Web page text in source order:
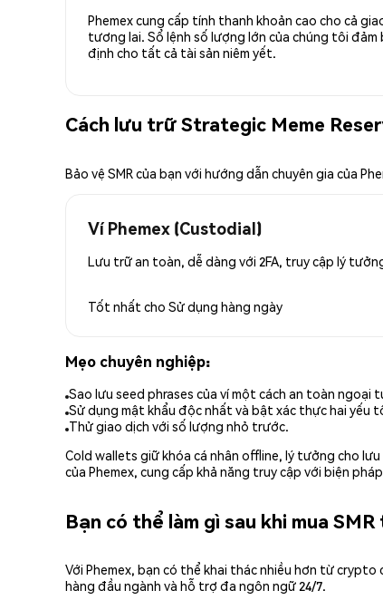
Phemex cung cấp tính thanh khoản cao cho cả
tương lai. Sổ lệnh số lượng lớn của chúng tôi đảm
định cho tất cả tài sản niêm yết.
Cách lưu trữ Strategic Meme
Bảo vệ SMR của bạn với hướng dẫn chuyên gia của
Ví Phemex (Custodial)
Lưu trữ an toàn, dễ dàng với 2FA, truy cập lý
Tốt nhất cho Sử dụng hàng ngày
Mẹo chuyên nghiệp:
Sao lưu seed phrases của ví một cách an toàn ngoại
Sử dụng mật khẩu độc nhất và bật xác thực hai yếu
Thử giao dịch với số lượng nhỏ trước.
Cold wallets giữ khóa cá nhân offline, lý tưởng cho
của Phemex, cung cấp khả năng truy cập với biện
Bạn có thể làm gì sau khi mua
Với Phemex, bạn có thể khai thác nhiều hơn từ
hàng đầu ngành và hỗ trợ đa ngôn ngữ 24/7.